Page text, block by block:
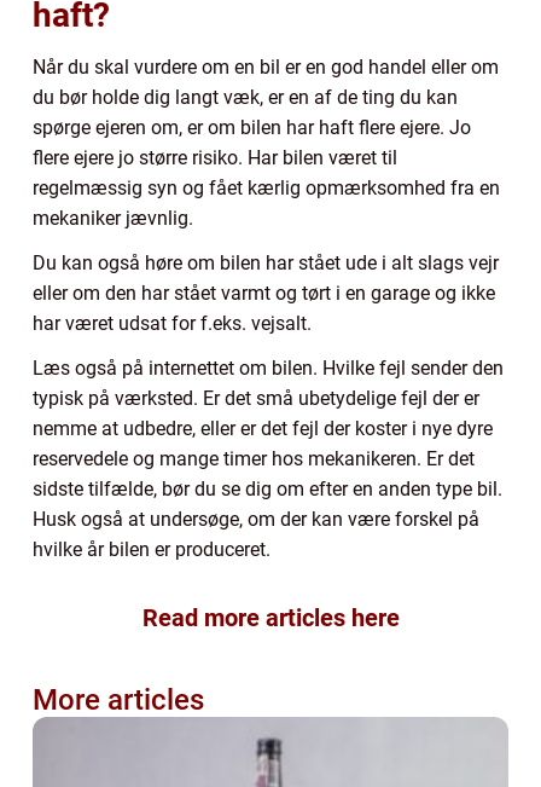
haft?
Når du skal vurdere om en bil er en god handel eller om
du bør holde dig langt væk, er en af de ting du kan
spørge ejeren om, er om bilen har haft flere ejere. Jo
flere ejere jo større risiko. Har bilen været til
regelmæssig syn og fået kærlig opmærksomhed fra en
mekaniker jævnlig.
Du kan også høre om bilen har stået ude i alt slags vejr
eller om den har stået varmt og tørt i en garage og ikke
har været udsat for f.eks. vejsalt.
Læs også på internettet om bilen. Hvilke fejl sender den
typisk på værksted. Er det små ubetydelige fejl der er
nemme at udbedre, eller er det fejl der koster i nye dyre
reservedele og mange timer hos mekanikeren. Er det
sidste tilfælde, bør du se dig om efter en anden type bil.
Husk også at undersøge, om der kan være forskel på
hvilke år bilen er produceret.
Read more articles here
More articles